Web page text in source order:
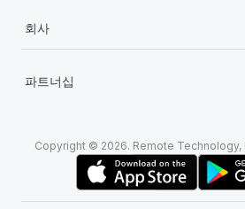
회사
파트너십
Copyright © 2026. Remote Technology,